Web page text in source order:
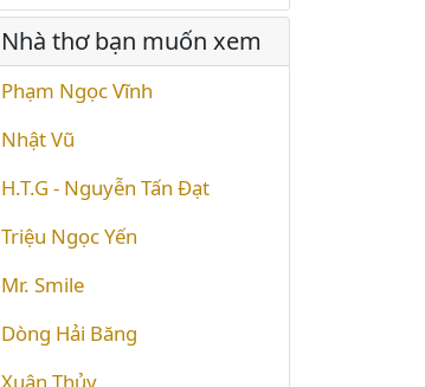
Nhà thơ bạn muốn xem
Phạm Ngọc Vĩnh
Nhật Vũ
H.T.G - Nguyễn Tấn Đạt
Triệu Ngọc Yến
Mr. Smile
Dòng Hải Băng